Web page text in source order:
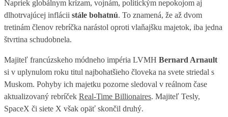
Napriek globálnym krízam, vojnám, politickým nepokojom aj
dlhotrvajúcej inflácii stále bohatnú. To znamená, že až dvom
tretinám členov rebríčka narástol oproti vlaňajšku majetok, iba jedna
štvrtina schudobnela.
Majiteľ francúzskeho módneho impéria LVMH Bernard Arnault
si v uplynulom roku titul najbohatšieho človeka na svete striedal s
Muskom. Pohyby ich majetku pozorne sledoval v reálnom čase
aktualizovaný rebríček Real-Time Billionaires. Majiteľ Tesly,
SpaceX či siete X však opäť skončil druhý.